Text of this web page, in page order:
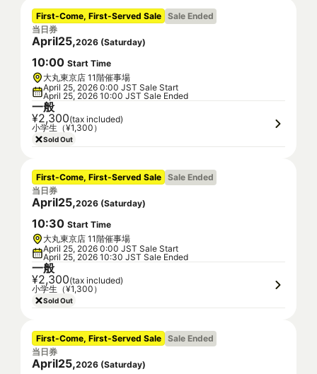
First-Come, First-Served Sale Sale Ended
当日券
April25,2026 (Saturday)
10:00 Start Time
大丸東京店 11階催事場
April 25, 2026 0:00 JST Sale Start
April 25, 2026 10:00 JST Sale Ended
一般
¥2,300(tax included)
小学生（¥1,300）
Sold Out
First-Come, First-Served Sale Sale Ended
当日券
April25,2026 (Saturday)
10:30 Start Time
大丸東京店 11階催事場
April 25, 2026 0:00 JST Sale Start
April 25, 2026 10:30 JST Sale Ended
一般
¥2,300(tax included)
小学生（¥1,300）
Sold Out
First-Come, First-Served Sale Sale Ended
当日券
April25,2026 (Saturday)